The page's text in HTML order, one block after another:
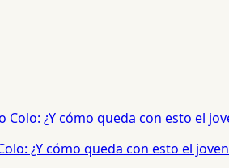
¿Y cómo queda con esto el